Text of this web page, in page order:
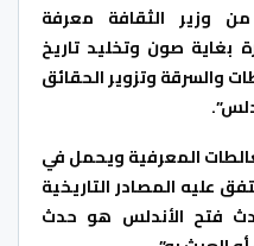
وزير الثقافة معرفة
بغاية صون وتخليد تاريخ
والسرقة وتزوير الحقائق
المعرفية ويحمل في
عليه المصادر التاريخية
فتح الأندلس هو حدث